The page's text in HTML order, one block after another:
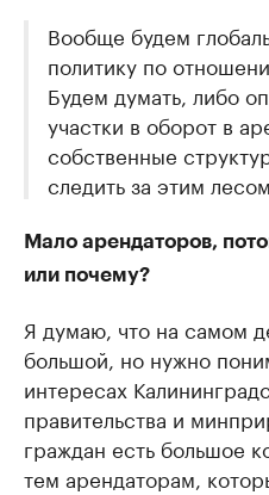
Вообще будем
политику по
Будем думать, либо
участки в оборот в
собственные
следить за этим лесом.
Мало арендаторов,
или почему?
Я думаю, что на самом
большой, но нужно
интересах
правительства и
граждан есть большое
тем арендаторам,